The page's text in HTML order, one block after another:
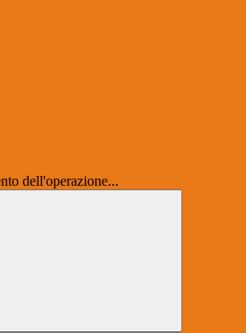
dell'operazione...